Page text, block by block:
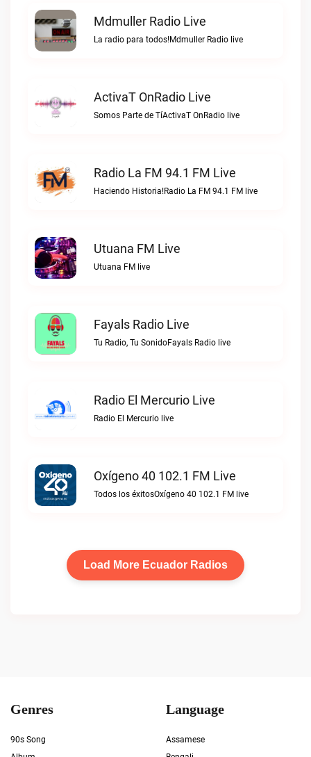
Mdmuller Radio Live
La radio para todos!Mdmuller Radio live
ActivaT OnRadio Live
Somos Parte de TíActivaT OnRadio live
Radio La FM 94.1 FM Live
Haciendo Historia!Radio La FM 94.1 FM live
Utuana FM Live
Utuana FM live
Fayals Radio Live
Tu Radio, Tu SonidoFayals Radio live
Radio El Mercurio Live
Radio El Mercurio live
Oxígeno 40 102.1 FM Live
Todos los éxitosOxígeno 40 102.1 FM live
Load More Ecuador Radios
Genres
90s Song
Language
Assamese